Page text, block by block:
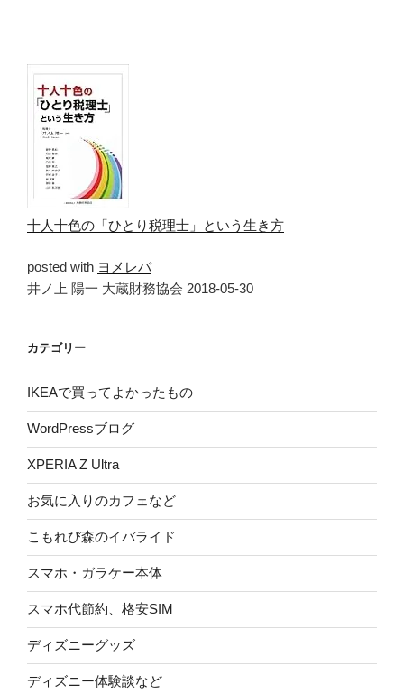
十人十色の「ひとり税理士」という生き方
posted with ヨメレバ
井ノ上 陽一 大蔵財務協会 2018-05-30
カテゴリー
IKEAで買ってよかったもの
WordPressブログ
XPERIA Z Ultra
お気に入りのカフェなど
こもれび森のイバライド
スマホ・ガラケー本体
スマホ代節約、格安SIM
ディズニーグッズ
ディズニー体験談など